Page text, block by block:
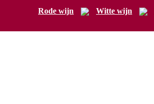
Rode wijn Witte wijn